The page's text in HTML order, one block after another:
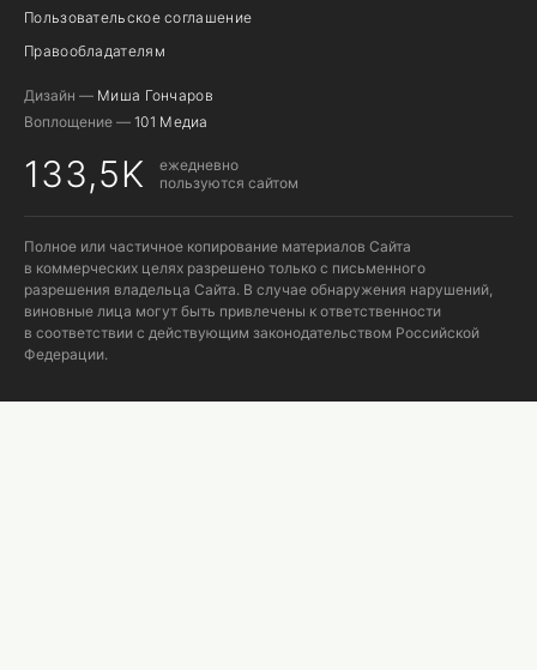
Пользовательское соглашение
Правообладателям
Дизайн — Миша Гончаров
Воплощение — 101 Медиа
133,5K
ежедневно
пользуются сайтом
Полное или частичное копирование материалов Сайта
в коммерческих целях разрешено только с письменного
разрешения владельца Сайта. В случае обнаружения нарушений,
виновные лица могут быть привлечены к ответственности
в соответствии с действующим законодательством Российской
Федерации.